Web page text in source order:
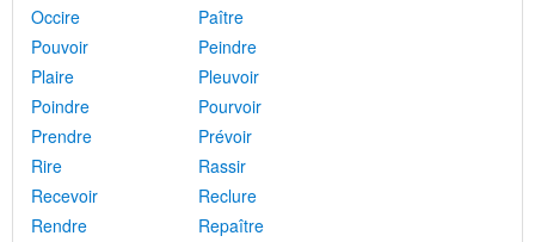
Occire
Paître
Pouvoir
Peindre
Plaire
Pleuvoir
Poindre
Pourvoir
Prendre
Prévoir
Rire
Rassir
Recevoir
Reclure
Rendre
Repaître